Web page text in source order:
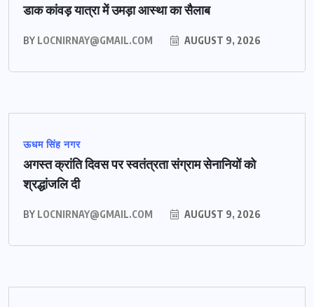
डाक कांवड़ यात्रा में उमड़ा आस्था का सैलाब
BY LOCNIRNAY@GMAIL.COM AUGUST 9, 2026
ऊधम सिंह नगर
अगस्त क्रांति दिवस पर स्वतंत्रता संग्राम सेनानियों को
श्रद्धांजलि दी
BY LOCNIRNAY@GMAIL.COM AUGUST 9, 2026